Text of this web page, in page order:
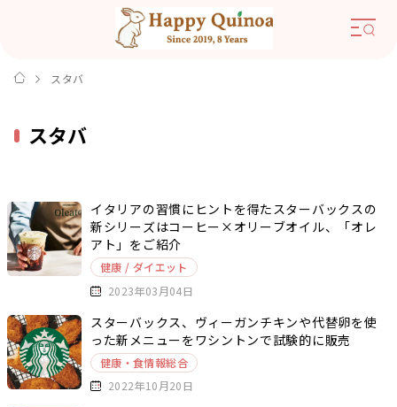
スタバ
スタバ
イタリアの習慣にヒントを得たスターバックスの
新シリーズはコーヒー×オリーブオイル、「オレ
アト」をご紹介
健康 / ダイエット
2023年03月04日
スターバックス、ヴィーガンチキンや代替卵を使
った新メニューをワシントンで試験的に販売
健康・食情報総合
2022年10月20日